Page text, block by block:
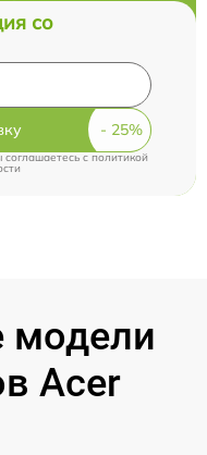
со
соглашаетесь cполитикой
модели
Acer